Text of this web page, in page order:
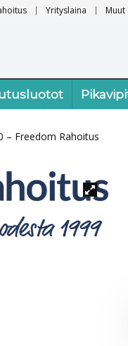
Yrityslaina Muut
– Freedom Rahoitus